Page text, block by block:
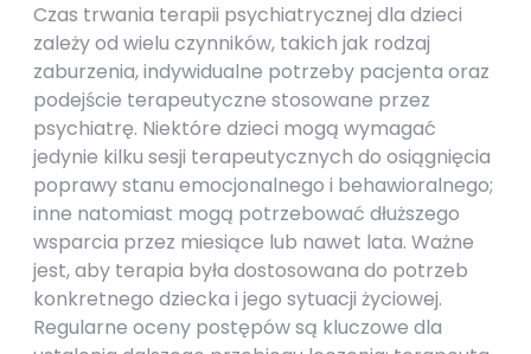
Czas trwania terapii psychiatrycznej dla dzieci
zależy od wielu czynników, takich jak rodzaj
zaburzenia, indywidualne potrzeby pacjenta oraz
podejście terapeutyczne stosowane przez
psychiatrę. Niektóre dzieci mogą wymagać
jedynie kilku sesji terapeutycznych do osiągnięcia
poprawy stanu emocjonalnego i behawioralnego;
inne natomiast mogą potrzebować dłuższego
wsparcia przez miesiące lub nawet lata. Ważne
jest, aby terapia była dostosowana do potrzeb
konkretnego dziecka i jego sytuacji życiowej.
Regularne oceny postępów są kluczowe dla